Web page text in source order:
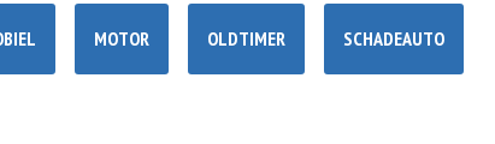
MOTOR OLDTIMER SCHADEAUTO